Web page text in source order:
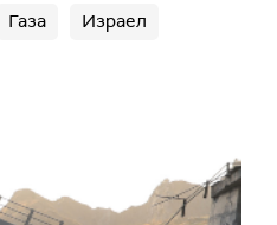
Газа Израел